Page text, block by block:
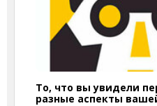
То, что вы увидели
разные аспекты